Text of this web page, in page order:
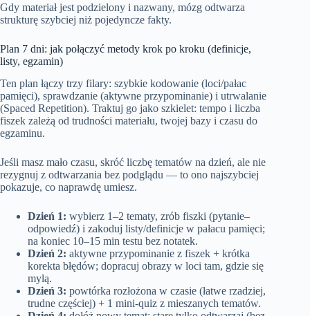
Gdy materiał jest podzielony i nazwany, mózg odtwarza
strukturę szybciej niż pojedyncze fakty.
Plan 7 dni: jak połączyć metody krok po kroku (definicje,
listy, egzamin)
Ten plan łączy trzy filary: szybkie kodowanie (loci/pałac
pamięci), sprawdzanie (aktywne przypominanie) i utrwalanie
(Spaced Repetition). Traktuj go jako szkielet: tempo i liczba
fiszek zależą od trudności materiału, twojej bazy i czasu do
egzaminu.
Jeśli masz mało czasu, skróć liczbę tematów na dzień, ale nie
rezygnuj z odtwarzania bez podglądu — to ono najszybciej
pokazuje, co naprawdę umiesz.
Dzień 1: wybierz 1–2 tematy, zrób fiszki (pytanie–
odpowiedź) i zakoduj listy/definicje w pałacu pamięci;
na koniec 10–15 min testu bez notatek.
Dzień 2: aktywne przypominanie z fiszek + krótka
korekta błędów; dopracuj obrazy w loci tam, gdzie się
mylą.
Dzień 3: powtórka rozłożona w czasie (łatwe rzadziej,
trudne częściej) + 1 mini-quiz z mieszanych tematów.